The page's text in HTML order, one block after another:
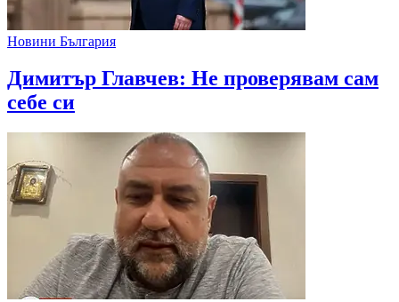
Новини България
Димитър Главчев: Не проверявам сам
себе си